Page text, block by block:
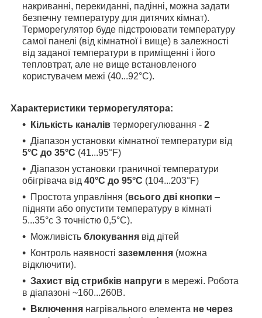
накриванні, перекиданні, падінні, можна задати
безпечну температуру для дитячих кімнат).
Терморегулятор буде підстроювати температуру
самої панелі (від кімнатної і вище) в залежності
від заданої температури в приміщенні і його
тепловтрат, але не вище встановленого
користувачем межі (40...92°С).
Характеристики терморегулятора:
Кількість каналів терморегулювання - 2
Діапазон установки кімнатної температури від
5°С до 35°С (41...95°F)
Діапазон установки граничної температури
обігрівача від 40°С до 95°С (104...203°F)
Простота управління (всього дві кнопки –
підняти або опустити температуру в кімнаті
5...35°с З точністю 0,5°С).
Можливість блокування від дітей
Контроль наявності заземлення (можна
відключити).
Захист від стрибків напруги в мережі. Робота
в діапазоні ~160...260В.
Включення нагрівального елемента не через